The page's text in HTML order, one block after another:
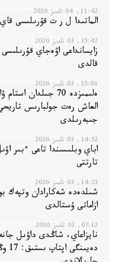
11:42, 04 تامىز 2026
الماتىدا ل ر ت قۇرىلىسى
15:42, 03 تامىز 2026
زايسانداعى اۋەجاي قۇرىلىسى
قالدى
15:06, 03 تامىز 2026
ەلىمىزدە 70 جىلدان
العاش رەت جولبارىس تاريحي
جىبەرىلدى
14:52, 03 تامىز 2026
اباي وبلىسىندا تاعى ءبىر
تارتتى
14:23, 03 تامىز 2026
ازاماتى ۇستالدى
07:12, 03 تامىز 2026